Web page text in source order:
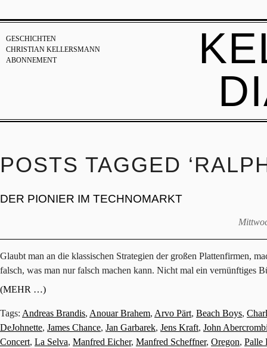
GESCHICHTEN
CHRISTIAN KELLERSMANN
ABONNEMENT
POSTS TAGGED
DER PIONIER IM TECHNOMARKT
Glaubt man an die klassischen Strategien der großen Plattenfirmen,
falsch, was man nur falsch machen kann. Nicht mal ein vernünftiges
(MEHR …)
Tags: Andreas Brandis, Anouar Brahem, Arvo Pärt, Beach Boys,
DeJohnette, James Chance, Jan Garbarek, Jens Kraft, John
Concert, La Selva, Manfred Eicher, Manfred Scheffner, Oregon, Palle